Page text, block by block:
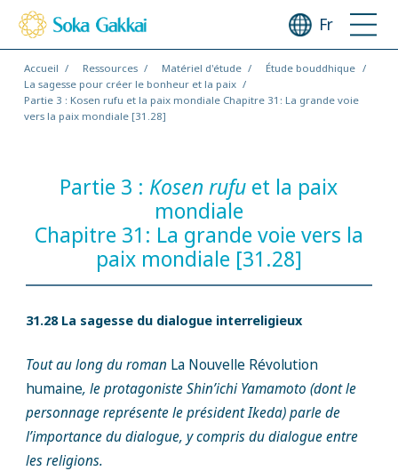
Fr
Accueil Ressources Matériel d'étude
Étude bouddhique
La sagesse pour créer le bonheur et la paix
Partie 3 : Kosen rufu et la paix mondiale Chapitre 31: La grande voie
vers la paix mondiale [31.28]
Partie 3 : Kosen rufu et la paix
mondiale
Chapitre 31: La grande voie vers la
paix mondiale [31.28]
31.28 La sagesse du dialogue interreligieux
Tout au long du roman La Nouvelle Révolution
humaine, le protagoniste Shin’ichi Yamamoto (dont le
personnage représente le président Ikeda) parle de
l’importance du dialogue, y compris du dialogue entre
les religions.